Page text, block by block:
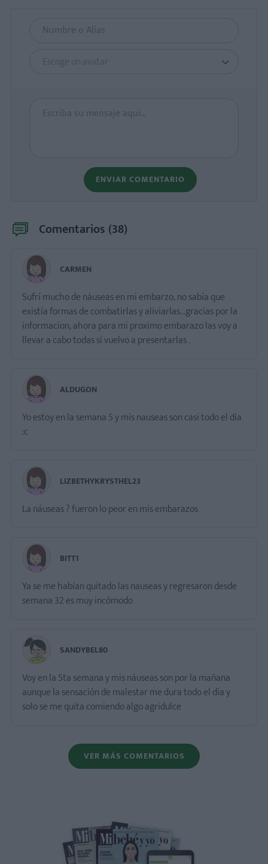
Escoge un avatar
ENVIAR COMENTARIO
Comentarios (38)
CARMEN
Sufrí mucho de náuseas en mi embarzo, no sabía que
existía formas de combatirlas y aliviarlas...gracias por la
informacion, ahora para mi proximo embarazo las voy a
llevar a cabo todas si vuelvo a presentarlas .
ALDUGON
Yo estoy en la semana 5 y mis nauseas son casi todo el día
:c
LIZBETHYKRYSTHEL23
La náuseas ? fueron lo peor en mis embarazos
BITT1
Ya se me habían quitado las nauseas y regresaron desde
semana 32 es muy incómodo
SANDYBEL80
Voy en la 5ta semana y mis náuseas son por la mañana
aunque la sensación de malestar me dura todo el día y
solo se me quita comiendo algo agridulce
VER MÁS COMENTARIOS